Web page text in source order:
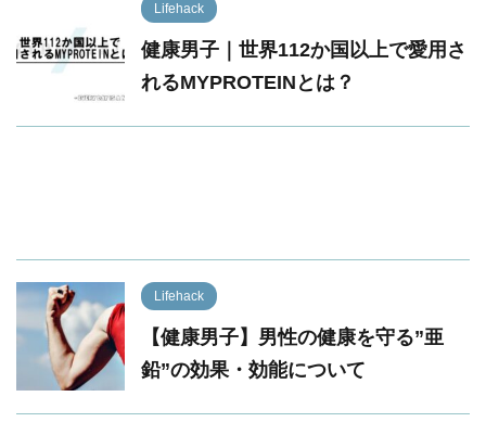
Lifehack
健康男子｜世界112か国以上で愛用さ
れるMYPROTEINとは？
Lifehack
【健康男子】男性の健康を守る”亜
鉛”の効果・効能について